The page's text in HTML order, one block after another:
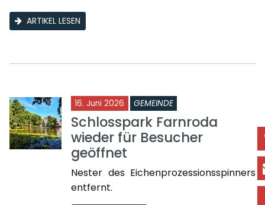
ARTIKEL LESEN
16. Juni 2026 GEMEINDE
Schlosspark Farnroda
wieder für Besucher
geöffnet
Nester des Eichenprozessionsspinners
entfernt.